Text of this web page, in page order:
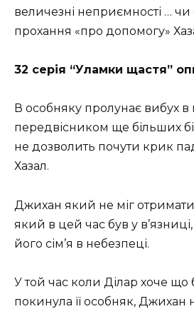
величезні неприємності … чи
прохання «про допомогу»
32 серія “Уламки щастя”
В особняку пролунає вибух в
передвісником ще більших
не дозволить почути крик
Хазал.
Джихан який не міг отримати
який в цей час був у в’язниці,
його сім’я в небезпеці.
У той час коли Ділар хоче що
покинула її особняк,